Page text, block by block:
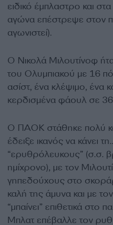
ειδικό έμπλαστρο και
αγώνα επέστρεψε στον
αγωνιστεί).
Ο Νικολά Μιλουτίνοφ
του Ολυμπιακού με 16
ασίστ, ένα κλέψιμο, ένα
κερδισμένα φάουλ σε
Ο ΠΑΟΚ στάθηκε πολύ
έδειξε ικανός να κάνει
“ερυθρόλευκους” (σ.σ.
ημίχρονο), με τον
γηπεδούχους στο
καλή της άμυνα και με
“μπαίνει” επιθετικά στο
Μπλατ επέβαλλε τον